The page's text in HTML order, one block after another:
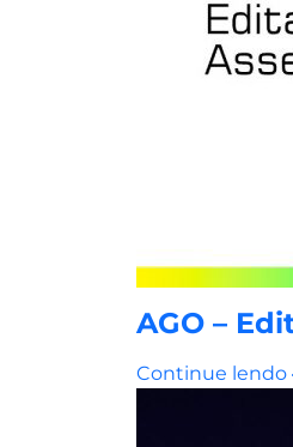
AGO –
Continue lendo